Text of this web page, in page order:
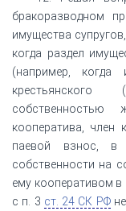
бракоразводном
имущества
когда раздел
(например, когда
крестьянского
собственностью
кооператива,
паевой взнос,
собственности на
ему кооперативом в
с п. 3 ст. 24 СК РФ